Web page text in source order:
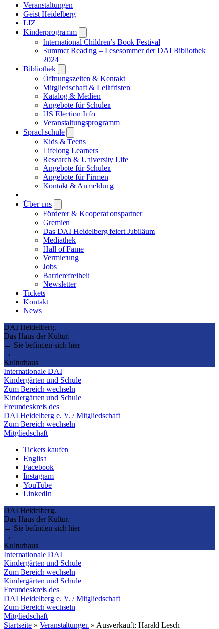
Veranstaltungen
Geist Heidelberg
LIZ
Kinderprogramm
submenu
International Children’s Book Festival
Summer Reading – Lesesommer der DAI Bibliothek
2024
Bibliothek
submenu
Öffnungszeiten & Kontakt
Mitgliedschaft & Leihfristen
Katalog & Medien
Angebote für Schulen
US Election Info
Veranstaltungsprogramm
Sprachschule
submenu
Kids & Teens
Lifelong Learners
Research & University Life
Angebote für Schulen
Angebote für Firmen
Kontakt & Anmeldung
|
Über uns
submenu
Förderer & Kooperationspartner
Gremien
Das DAI Heidelberg feiert Jubiläum
Mediathek
Hall of Fame
Vermietung
Jobs
Barrierefreiheit
Newsletter
Tickets
Kontakt
News
DAI Heidelberg.
Das Haus der Kultur.
→ Sie befinden sich hier
→
Kulturhaus
Internationale DAI
Kindergärten und Schule
Zum Bereich wechseln
Kindergärten und Schule
Freundeskreis des
DAI Heidelberg e. V. / Mitgliedschaft
Zum Bereich wechseln
Mitgliedschaft
Tickets kaufen
English
Facebook
Instagram
YouTube
LinkedIn
DAI Heidelberg.
Das Haus der Kultur.
→ Sie befinden sich hier
→
Kulturhaus
Internationale DAI
Kindergärten und Schule
Zum Bereich wechseln
Kindergärten und Schule
Freundeskreis des
DAI Heidelberg e. V. / Mitgliedschaft
Zum Bereich wechseln
Mitgliedschaft
Startseite » Veranstaltungen » Ausverkauft: Harald Lesch